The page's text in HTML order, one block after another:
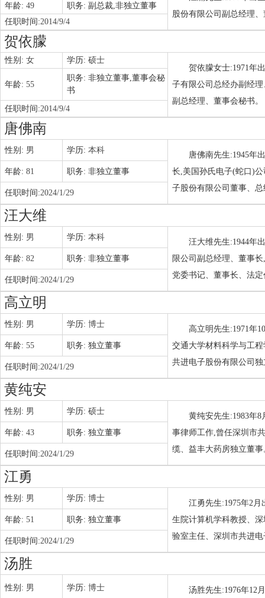
股份有限公司副总经理
年龄: 49 职务: 副总裁,非独立董事
任职时间:2014/9/4
贺依朦
性别: 女 学历: 硕士
贺依朦女士:1971年
子有限公司总经办副经
副总经理、董事会秘书。
年龄: 55
职务: 非独立董事,董事会秘
书
任职时间:2014/9/4
唐佛南
性别: 男 学历: 本科
唐佛南先生:1945年
长,美国孙氏电子(蛇口)
子股份有限公司董事、
年龄: 81 职务: 非独立董事
任职时间:2024/1/29
汪大维
性别: 男 学历: 本科
汪大维先生:1944年
限公司副总经理、董事
党委书记、董事长、法
年龄: 82 职务: 非独立董事
任职时间:2024/1/29
高立明
性别: 男 学历: 博士
高立明先生:1971年
交通大学材料科学与工
共进电子股份有限公司
年龄: 55 职务: 独立董事
任职时间:2024/1/29
黄纯安
性别: 男 学历: 硕士
黄纯安先生:1983年
事律师工作,曾任深圳市
缆、益丰大药房独立董事
年龄: 43 职务: 独立董事
任职时间:2024/1/29
江勇
性别: 男 学历: 博士
江勇先生:1975年2
生院计算机学科教授、
验室主任、深圳市共进
年龄: 51 职务: 独立董事
任职时间:2024/1/29
汤胜
性别: 男 学历: 博士
汤胜先生:1976年12